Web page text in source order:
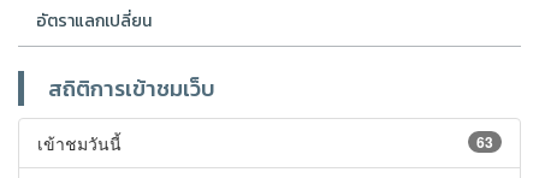
อัตราแลกเปลี่ยน
สถิติการเข้าชมเว็บ
63
เข้าชมวันนี้